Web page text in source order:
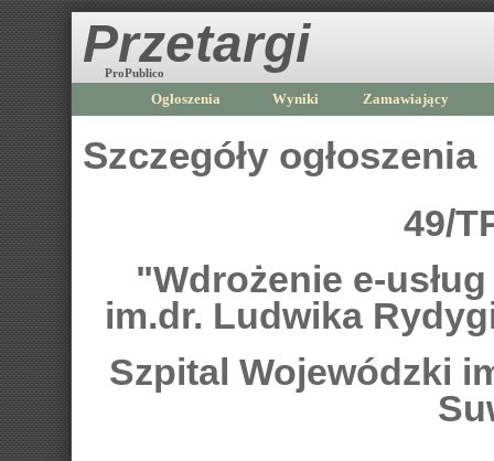
Przetargi
ProPublico
Ogłoszenia Wyniki Zamawiający
Szczegóły ogłoszenia
49/
"Wdrożenie e-
im.dr. Ludwika
Szpital Wojewódzki